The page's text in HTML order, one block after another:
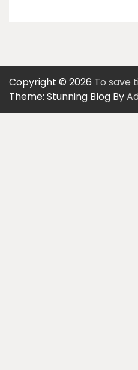
Copyright © 2026 To save
Theme: Stunning Blog By